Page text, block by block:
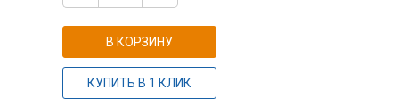
В КОРЗИНУ
КУПИТЬ В 1 КЛИК